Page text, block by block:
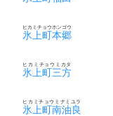
氷上町本郷
ヒカミチョウホンゴウ
氷上町三方
ヒカミチョウミカタ
氷上町南油良
ヒカミチョウミナミユラ